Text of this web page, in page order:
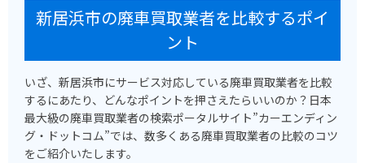
新居浜市の廃車買取業者を比較するポイ
ント
いざ、新居浜市にサービス対応している廃車買取業者を比較
するにあたり、どんなポイントを押さえたらいいのか？日本
最大級の廃車買取業者の検索ポータルサイト”カーエンディン
グ・ドットコム”では、数多くある廃車買取業者の比較のコツ
をご紹介いたします。